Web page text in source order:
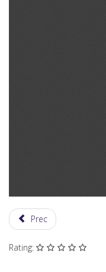
Prec
Rating: